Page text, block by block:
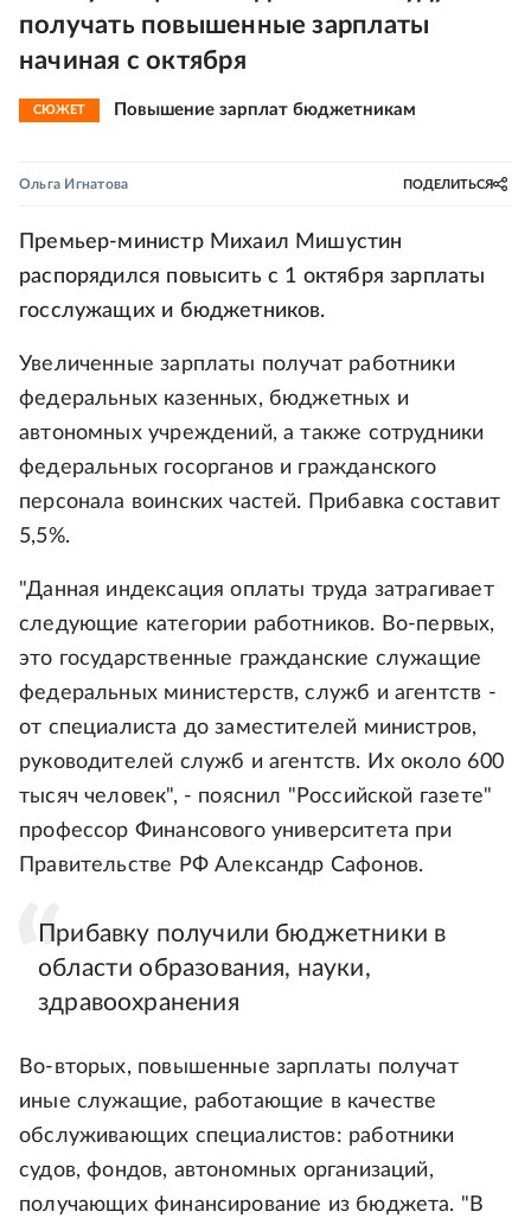
получать повышенные зарплаты
начиная с октября
СЮЖЕТ Повышение зарплат бюджетникам
Ольга Игнатова ПОДЕЛИТЬСЯ
Премьер-министр Михаил Мишустин
распорядился повысить с 1 октября зарплаты
госслужащих и бюджетников.
Увеличенные зарплаты получат работники
федеральных казенных, бюджетных и
автономных учреждений, а также сотрудники
федеральных госорганов и гражданского
персонала воинских частей. Прибавка составит
5,5%.
"Данная индексация оплаты труда затрагивает
следующие категории работников. Во-первых,
это государственные гражданские служащие
федеральных министерств, служб и агентств -
от специалиста до заместителей министров,
руководителей служб и агентств. Их около 600
тысяч человек", - пояснил "Российской газете"
профессор Финансового университета при
Правительстве РФ Александр Сафонов.
Прибавку получили бюджетники в
области образования, науки,
здравоохранения
Во-вторых, повышенные зарплаты получат
иные служащие, работающие в качестве
обслуживающих специалистов: работники
судов, фондов, автономных организаций,
получающих финансирование из бюджета. "В